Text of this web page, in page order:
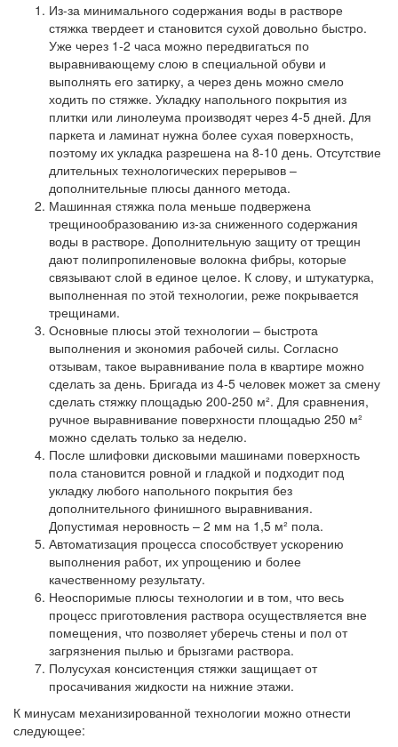
Из-за минимального содержания воды в растворе
стяжка твердеет и становится сухой довольно быстро.
Уже через 1-2 часа можно передвигаться по
выравнивающему слою в специальной обуви и
выполнять его затирку, а через день можно смело
ходить по стяжке. Укладку напольного покрытия из
плитки или линолеума производят через 4-5 дней. Для
паркета и ламинат нужна более сухая поверхность,
поэтому их укладка разрешена на 8-10 день. Отсутствие
длительных технологических перерывов –
дополнительные плюсы данного метода.
Машинная стяжка пола меньше подвержена
трещинообразованию из-за сниженного содержания
воды в растворе. Дополнительную защиту от трещин
дают полипропиленовые волокна фибры, которые
связывают слой в единое целое. К слову, и штукатурка,
выполненная по этой технологии, реже покрывается
трещинами.
Основные плюсы этой технологии – быстрота
выполнения и экономия рабочей силы. Согласно
отзывам, такое выравнивание пола в квартире можно
сделать за день. Бригада из 4-5 человек может за смену
сделать стяжку площадью 200-250 м². Для сравнения,
ручное выравнивание поверхности площадью 250 м²
можно сделать только за неделю.
После шлифовки дисковыми машинами поверхность
пола становится ровной и гладкой и подходит под
укладку любого напольного покрытия без
дополнительного финишного выравнивания.
Допустимая неровность – 2 мм на 1,5 м² пола.
Автоматизация процесса способствует ускорению
выполнения работ, их упрощению и более
качественному результату.
Неоспоримые плюсы технологии и в том, что весь
процесс приготовления раствора осуществляется вне
помещения, что позволяет уберечь стены и пол от
загрязнения пылью и брызгами раствора.
Полусухая консистенция стяжки защищает от
просачивания жидкости на нижние этажи.
К минусам механизированной технологии можно отнести
следующее: